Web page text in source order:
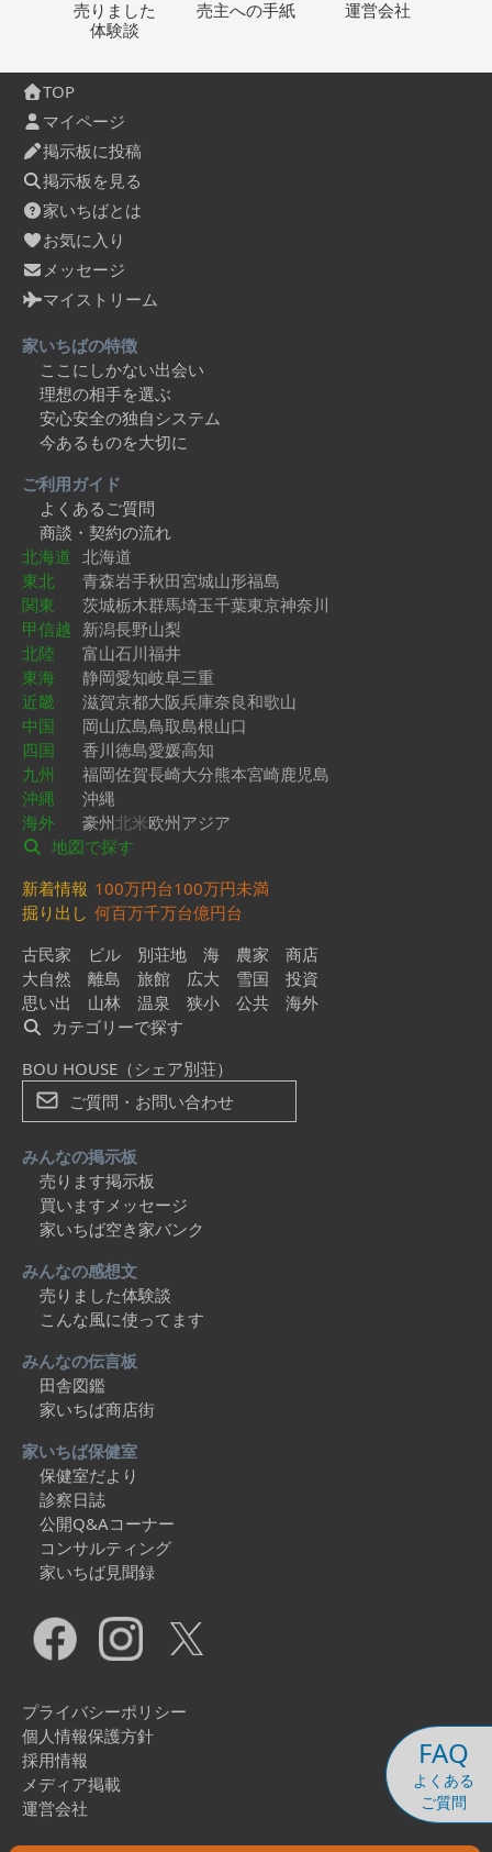
FAQ
よくある
ご質問
売りました
体験談
売主への手紙 運営会社
TOP
マイページ
掲示板に投稿
掲示板を見る
家いちばとは
お気に入り
メッセージ
マイストリーム
家いちばの特徴
ここにしかない出会い
理想の相手を選ぶ
安心安全の独自システム
今あるものを大切に
ご利用ガイド
よくあるご質問
商談・契約の流れ
北海道 北海道
東北
青森岩手秋田宮城山形福島
関東
茨城栃木群馬埼玉千葉東京神奈川
甲信越 新潟長野山梨
北陸
富山石川福井
東海
静岡愛知岐阜三重
近畿
滋賀京都大阪兵庫奈良和歌山
中国
岡山広島鳥取島根山口
四国
香川徳島愛媛高知
九州
福岡佐賀長崎大分熊本宮崎鹿児島
沖縄
沖縄
海外
豪州北米欧州アジア
地図で探す
新着情報 100万円台100万円未満
掘り出し 何百万千万台億円台
古民家
ビル 別荘地 海 農家
商店
大自然
離島 旅館 広大 雪国
投資
思い出
山林 温泉 狭小 公共
海外
カテゴリーで探す
BOU HOUSE（シェア別荘）
ご質問・お問い合わせ
みんなの掲示板
売ります掲示板
買いますメッセージ
家いちば空き家バンク
みんなの感想文
売りました体験談
こんな風に使ってます
みんなの伝言板
田舎図鑑
家いちば商店街
家いちば保健室
保健室だより
診察日誌
公開Q&Aコーナー
コンサルティング
家いちば見聞録
プライバシーポリシー
個人情報保護方針
採用情報
メディア掲載
運営会社